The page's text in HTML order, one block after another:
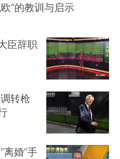
”的教训与启示
臣辞职
转枪
离婚”手